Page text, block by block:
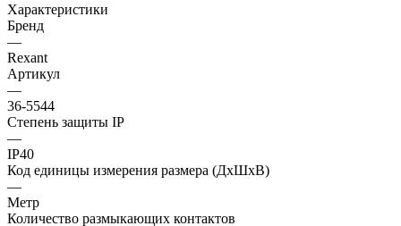
Характеристики
Бренд
—
Rexant
Артикул
—
36-5544
Степень защиты IP
—
IP40
Код единицы измерения размера (ДхШхВ)
—
Метр
Количество размыкающих контактов